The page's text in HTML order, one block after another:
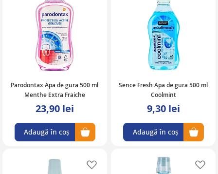
Parodontax Apa de gura 500 ml
Menthe Extra Fraiche
23,90 lei
Adaugă în coș
Sence Fresh Apa de gura 500 ml
Coolmint
9,30 lei
Adaugă în coș
Adaugă în lista de favorite